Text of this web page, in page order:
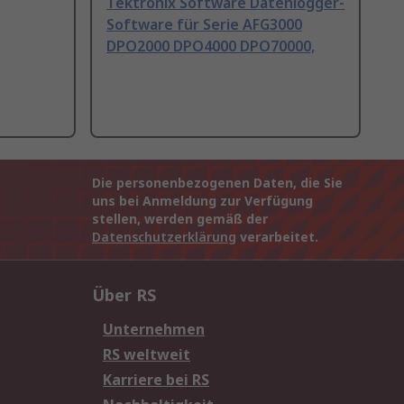
Software für Serie AFG3000
DPO2000 DPO4000 DPO70000,
Die personenbezogenen Daten, die Sie
uns bei Anmeldung zur Verfügung
stellen, werden gemäß der
Datenschutzerklärung verarbeitet.
Über RS
Unternehmen
RS weltweit
Karriere bei RS